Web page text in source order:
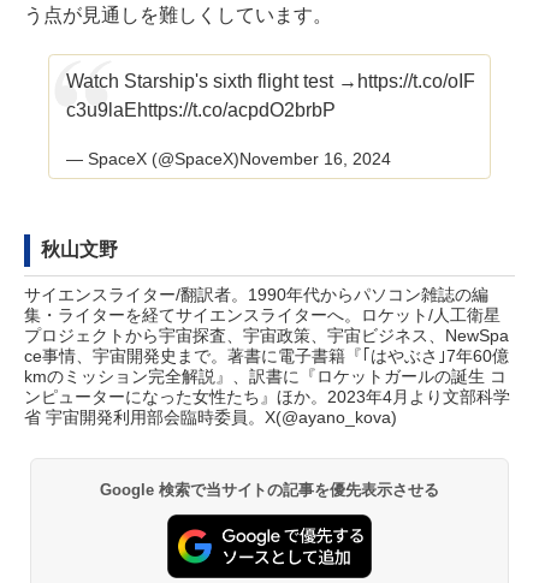
う点が見通しを難しくしています。
Watch Starship's sixth flight test → https://t.co/oIF
c3u9laEhttps://t.co/acpdO2brbP
— SpaceX (@SpaceX)November 16, 2024
秋山文野
サイエンスライター/翻訳者。1990年代からパソコン雑誌の編
集・ライターを経てサイエンスライターへ。ロケット/人工衛星
プロジェクトから宇宙探査、宇宙政策、宇宙ビジネス、NewSpa
ce事情、宇宙開発史まで。著書に電子書籍『｢はやぶさ｣7年60億
kmのミッション完全解説』、訳書に『ロケットガールの誕生 コ
ンピューターになった女性たち』ほか。2023年4月より文部科学
省 宇宙開発利用部会臨時委員。X(@ayano_kova)
Google 検索で当サイトの記事を優先表示させる